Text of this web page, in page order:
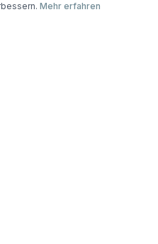
Mehr erfahren